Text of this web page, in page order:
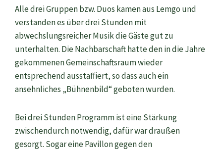
Alle drei Gruppen bzw. Duos kamen aus Lemgo und
verstanden es über drei Stunden mit
abwechslungsreicher Musik die Gäste gut zu
unterhalten. Die Nachbarschaft hatte den in die Jahre
gekommenen Gemeinschaftsraum wieder
entsprechend ausstaffiert, so dass auch ein
ansehnliches „Bühnenbild“ geboten wurden.
Bei drei Stunden Programm ist eine Stärkung
zwischendurch notwendig, dafür war draußen
gesorgt. Sogar eine Pavillon gegen den